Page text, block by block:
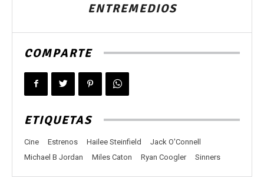
ENTREMEDIOS
COMPARTE
ETIQUETAS
Cine Estrenos Hailee Steinfield
Jack O'Connell
Michael B Jordan
Miles Caton Ryan Coogler Sinners